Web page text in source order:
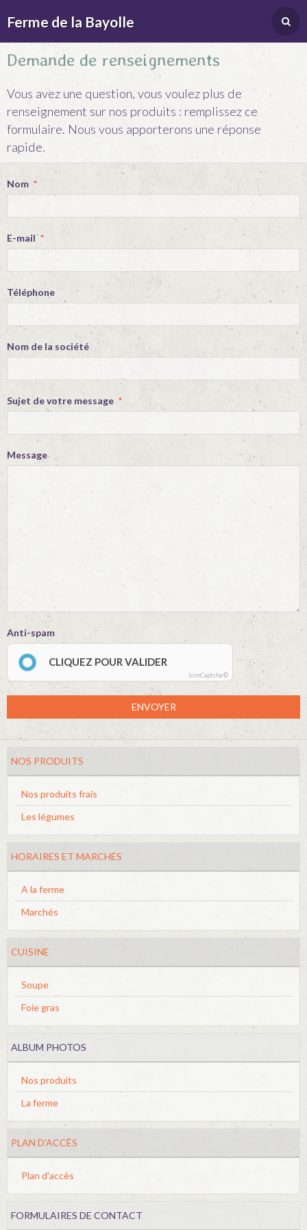
Ferme de la Bayolle
Demande de renseignements
Vous avez une question, vous voulez plus de
renseignement sur nos produits : remplissez ce
formulaire. Nous vous apporterons une réponse
rapide.
Nom
E-mail
Téléphone
Nom de la société
Sujet de votre message
Message
Anti-spam
CLIQUEZ POUR VALIDER
IconCaptcha ©
ENVOYER
NOS PRODUITS
Nos produits frais
Les légumes
HORAIRES ET MARCHÉS
A la ferme
Marchés
CUISINE
Soupe
Foie gras
ALBUM PHOTOS
Nos produits
La ferme
PLAN D'ACCÈS
Plan d'accès
FORMULAIRES DE CONTACT